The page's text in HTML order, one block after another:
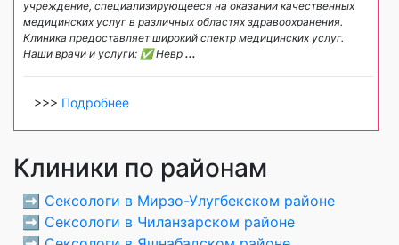
учреждение, специализирующееся на оказании качественных
медицинских услуг в различных областях здравоохранения.
Клиника предоставляет широкий спектр медицинских услуг.
Наши врачи и услуги: ✅ Невр ...
>>> Подробнее
Клиники по районам
➡️ Сексологи в Мирзо-Улугбекском районе
➡️ Сексологи в Чиланзарском районе